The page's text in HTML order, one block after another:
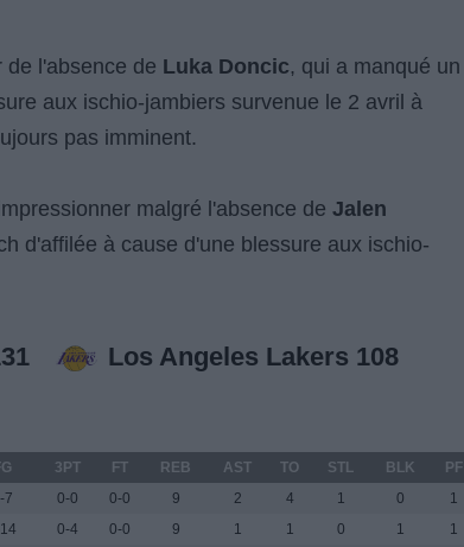
de l'absence de Luka Doncic, qui a manqué un
aux ischio-jambiers survenue le 2 avril à
pas imminent.
malgré l'absence de Jalen
d'affilée à cause d'une blessure aux ischio-
Los Angeles Lakers 108
3PT FT REB AST TO STL BLK
PF
7 0-0 0-0 9 2 4 1 0
1
0-4 0-0 9 1 1 0 1
1